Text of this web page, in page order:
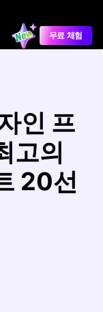
무료 체험
인 프
고의
20선